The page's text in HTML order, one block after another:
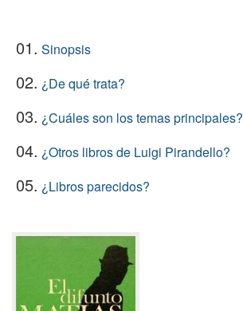
01. Sinopsis
02. ¿De qué trata?
03. ¿Cuáles son los temas principales?
04. ¿Otros libros de Luigi Pirandello?
05. ¿Libros parecidos?